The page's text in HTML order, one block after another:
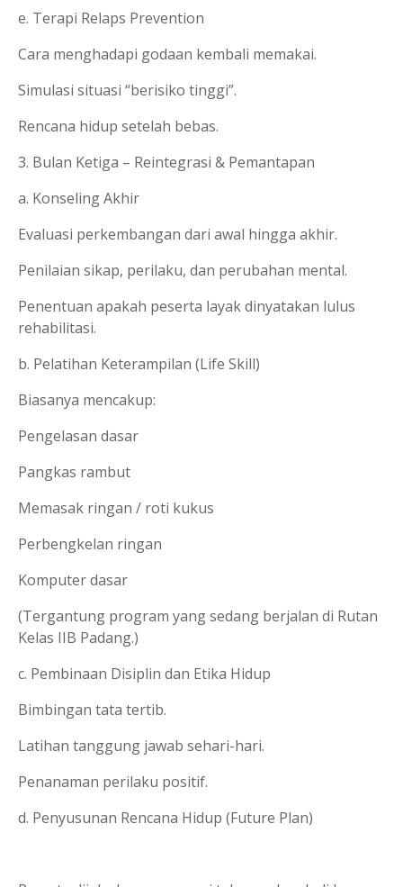
e. Terapi Relaps Prevention
Cara menghadapi godaan kembali memakai.
Simulasi situasi “berisiko tinggi”.
Rencana hidup setelah bebas.
3. Bulan Ketiga – Reintegrasi & Pemantapan
a. Konseling Akhir
Evaluasi perkembangan dari awal hingga akhir.
Penilaian sikap, perilaku, dan perubahan mental.
Penentuan apakah peserta layak dinyatakan lulus
rehabilitasi.
b. Pelatihan Keterampilan (Life Skill)
Biasanya mencakup:
Pengelasan dasar
Pangkas rambut
Memasak ringan / roti kukus
Perbengkelan ringan
Komputer dasar
(Tergantung program yang sedang berjalan di Rutan
Kelas IIB Padang.)
c. Pembinaan Disiplin dan Etika Hidup
Bimbingan tata tertib.
Latihan tanggung jawab sehari-hari.
Penanaman perilaku positif.
d. Penyusunan Rencana Hidup (Future Plan)